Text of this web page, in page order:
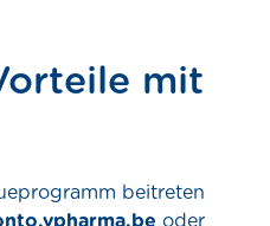
mit
beitreten
oder